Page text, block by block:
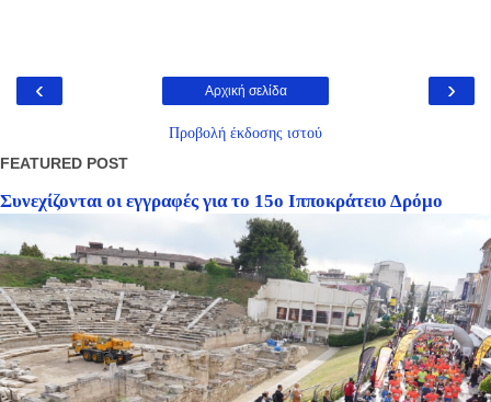
‹ ›
Αρχική σελίδα
Προβολή έκδοσης ιστού
FEATURED POST
Συνεχίζονται οι εγγραφές για το 15ο Ιπποκράτειο Δρόμο